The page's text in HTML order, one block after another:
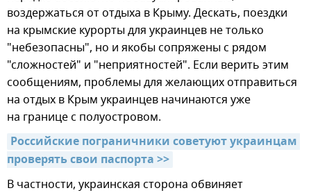
воздержаться от отдыха в Крыму. Дескать, поездки
на крымские курорты для украинцев не только
"небезопасны", но и якобы сопряжены с рядом
"сложностей" и "неприятностей". Если верить этим
сообщениям, проблемы для желающих отправиться
на отдых в Крым украинцев начинаются уже
на границе с полуостровом.
Российские пограничники советуют украинцам
проверять свои паспорта >>
В частности, украинская сторона обвиняет